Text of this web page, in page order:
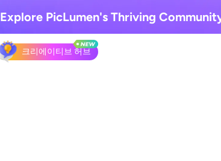
PicLumen's Thriving
크리에이티브 허브